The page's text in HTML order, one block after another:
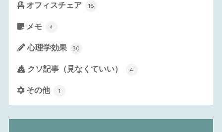
オフィスチェア 16
メモ 4
心理学効果 30
クソ記事（見なくていい） 4
その他 1